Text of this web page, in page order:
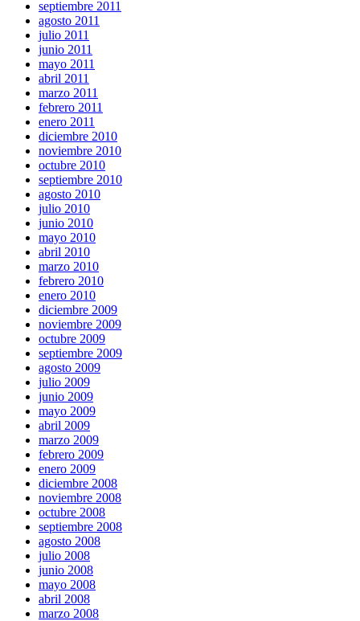
septiembre 2011
agosto 2011
julio 2011
junio 2011
mayo 2011
abril 2011
marzo 2011
febrero 2011
enero 2011
diciembre 2010
noviembre 2010
octubre 2010
septiembre 2010
agosto 2010
julio 2010
junio 2010
mayo 2010
abril 2010
marzo 2010
febrero 2010
enero 2010
diciembre 2009
noviembre 2009
octubre 2009
septiembre 2009
agosto 2009
julio 2009
junio 2009
mayo 2009
abril 2009
marzo 2009
febrero 2009
enero 2009
diciembre 2008
noviembre 2008
octubre 2008
septiembre 2008
agosto 2008
julio 2008
junio 2008
mayo 2008
abril 2008
marzo 2008